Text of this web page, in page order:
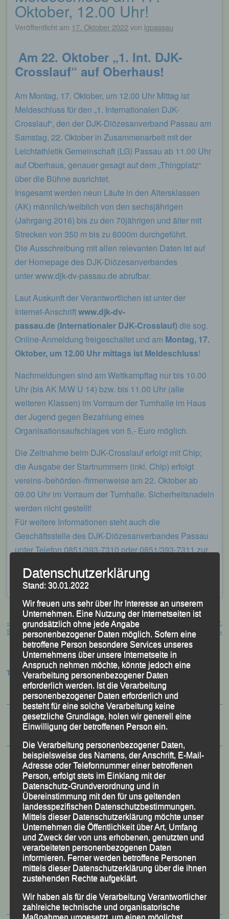
Oktober, 12.00 Uhr!
Veröffentlicht am 17. Oktober 2022 von lgpassau
Am 22. Oktober „1. Int. DJK-
Crosslauf“ auf Oberhaus!
Am Montag, 17. Oktober, um 12.00 Uhr Mittag ist
Meldeschluss für den „1. Internationalen DJK-
Crosslauf“, den der DJK-Diözesanverband Passau am
Samstag, 22. Oktober in Zusammenarbeit mit der
Leichtathletik Gemeinschaft (LG) Passau ab 11.00 Uhr
auf Oberhaus, genauer gesagt auf dem „Thingplatz“
über die Bühne ausrichtet.
Insgesamt werden neun Läufe in den Altersklassen
(AK) männlich/weiblich von den sechsjährigen
(Jahrgang 2016) bis zu den 70jährigen und älter mit
Strecken von 350 m bis zu 6000m durchgeführt.
Die Ausschreibung mit allen relevanten Daten ist auf
der Homepage des DJK-Diözesanverbandes
unterwww.djk-dv-passau.de abrufbar.
Laut Auskunft der Verantwortlichen ist unter der
Internet-Anschriftwww.djk-dv-
passau.de(Internationaler DJK-Crosslauf)die sog.
Online-Anmeldung freigeschaltet und am Montag, 17.
Oktober, um 12.00 Uhr mittags ist Meldeschluss!
Nachmeldungen sind am Wettkampftag nur bis 10.00
Uhr (bis AK M/W U 14) bzw. bis 11.00 Uhr (alle
weiteren Klassen) im Vorraum der Turnhalle im Haus
der Jugend gegen Bezahlung eines
Organisationsaufschlages von 5,- Euro möglich.
Die Zeitnahme beim DJK-Crosslauf erfolgt mit Chip;
die Ausgabe der Startnummern (inkl. Chip) erfolgt
vereins-/behörden-/firmenweise am 22. Oktober ab
09.00 Uhr im Vorraum der Turnhalle. Sicherheitsnadeln
werden nicht gestellt!
Für weitere Informationen steht auch die
Geschäftsstelle des DJK-Diözesanverbandes Passau
unter Telefon 0851/393-7310 oder 0851/393-7311 zur
Veröffentlichtin Aktuelles
Beitragsnavigation
←
37. Bad Kötztinger
Stadtlauf 09.10.2022
„1. DJK-Crosslauf“ ein voller Erfolg! 22.
Oktober 2022
→
Termine:
50 Jahre LG Passau
Festzschrift
Datenschutzerklärung
Stand: 30.01.2022
Wir freuen uns sehr über Ihr Interesse an unserem
Unternehmen. Eine Nutzung der Internetseiten ist
grundsätzlich ohne jede Angabe
personenbezogener Daten möglich. Sofern eine
betroffene Person besondere Services unseres
Unternehmens über unsere Internetseite in
Anspruch nehmen möchte, könnte jedoch eine
Verarbeitung personenbezogener Daten
erforderlich werden. Ist die Verarbeitung
personenbezogener Daten erforderlich und
besteht für eine solche Verarbeitung keine
gesetzliche Grundlage, holen wir generell eine
Einwilligung der betroffenen Person ein.
Die Verarbeitung personenbezogener Daten,
beispielsweise des Namens, der Anschrift, E-Mail-
Adresse oder Telefonnummer einer betroffenen
Person, erfolgt stets im Einklang mit der
Datenschutz-Grundverordnung und in
Übereinstimmung mit den für uns geltenden
landesspezifischen Datenschutzbestimmungen.
Mittels dieser Datenschutzerklärung möchte unser
Unternehmen die Öffentlichkeit über Art, Umfang
und Zweck der von uns erhobenen, genutzten und
verarbeiteten personenbezogenen Daten
informieren. Ferner werden betroffene Personen
mittels dieser Datenschutzerklärung über die ihnen
zustehenden Rechte aufgeklärt.
Wir haben als für die Verarbeitung Verantwortlicher
zahlreiche technische und organisatorische
Maßnahmen umgesetzt, um einen möglichst